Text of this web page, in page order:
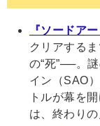
『ソードア
クリアする
の“死”──。
イン（SAO
トルが幕を
は、終わり